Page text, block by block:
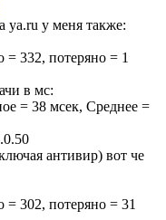
ya.ru у меня также:
332, потеряно = 1
в мс:
= 38 мсек, Среднее =
антивир) вот че
302, потеряно = 31